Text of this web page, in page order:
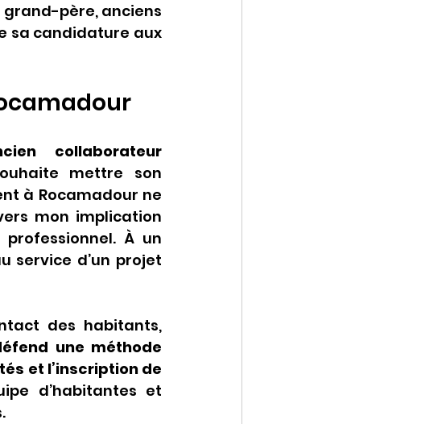
grand-père, anciens
collaborateur
mettre son
à Rocamadour ne
mon implication
À un
d’un projet
des habitants,
une méthode
et l’inscription de
d’habitantes et